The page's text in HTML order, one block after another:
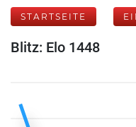
STARTSEITE
Blitz: Elo 1448